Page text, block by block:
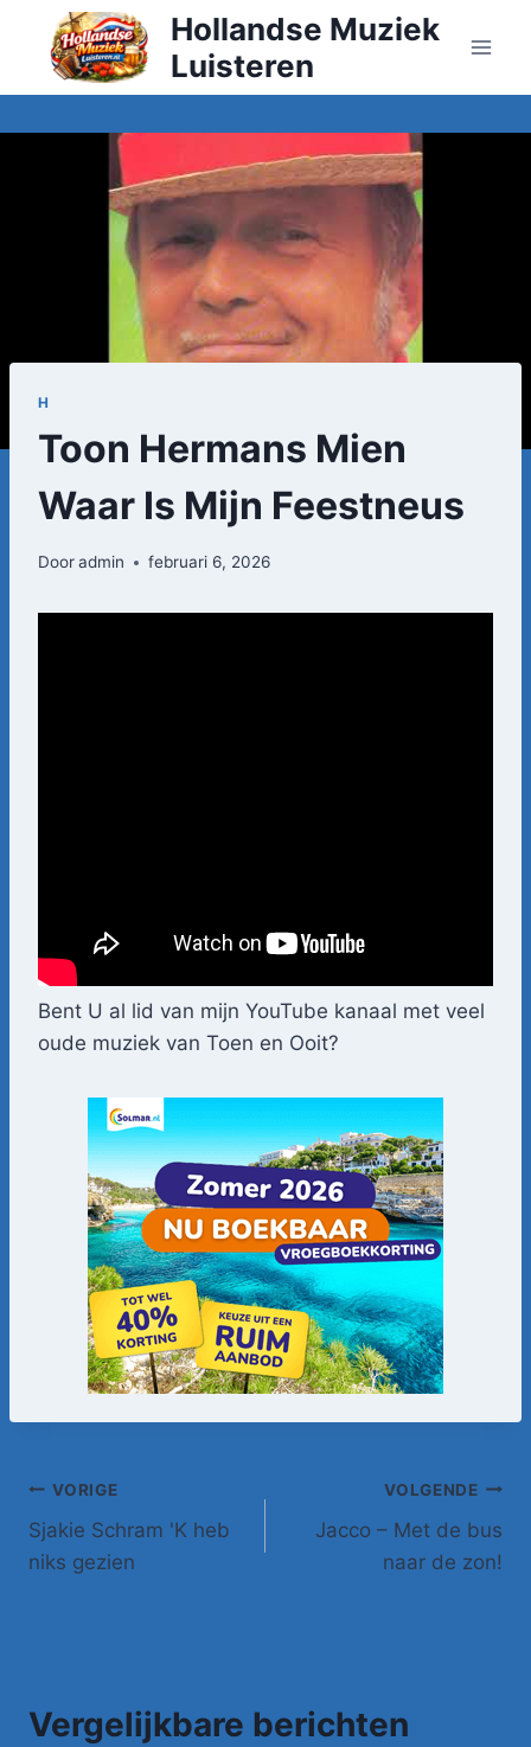
Doorgaan
inhoud
Hollandse Muziek
Luisteren
H
Toon Hermans Mien
Waar Is Mijn Feestneus
Dooradmin februari 6, 2026
Bent U al lid van mijn YouTube kanaal met veel
oude muziek van Toen en Ooit?
Bericht
navigatie
VORIGE
Sjakie Schram 'K heb
niks gezien
VOLGENDE
Jacco – Met de bus
naar de zon!
Vergelijkbare berichten